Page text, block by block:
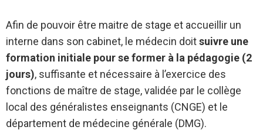
Afin de pouvoir être maitre de stage et accueillir un
interne dans son cabinet, le médecin doitsuivre une
formation initiale pour se former à la pédagogie (2
jours), suffisante et nécessaire à l’exercice des
fonctions de maître de stage, validée par le collège
local des généralistes enseignants (CNGE) et le
département de médecine générale (DMG).